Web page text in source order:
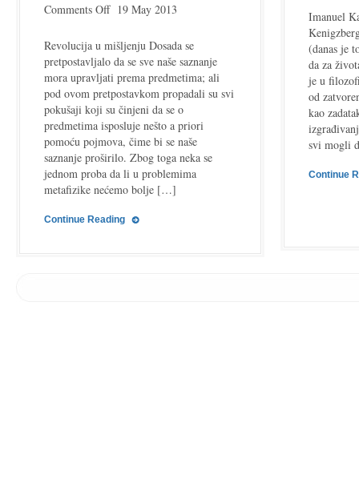
Comments Offon
Kant
–
citati
19 May 2013
Revolucija u mišljenju Dosada se
pretpostavljalo da se sve naše saznanje
mora upravljati prema predmetima; ali
pod ovom pretpostavkom propadali su svi
pokušaji koji su činjeni da se o
predmetima isposluje nešto a priori
pomoću pojmova, čime bi se naše
saznanje proširilo. Zbog toga neka se
jednom proba da li u problemima
metafizike nećemo bolje […]
Continue Reading
Imanuel
(danas je
da za
je u
od
kao
svi mogli
Continue